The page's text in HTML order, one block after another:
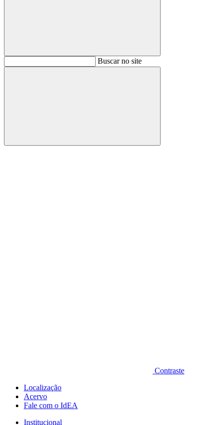
BuscarBuscar no site
Buscar
Contraste
Localização
Acervo
Fale com o IdEA
Institucional